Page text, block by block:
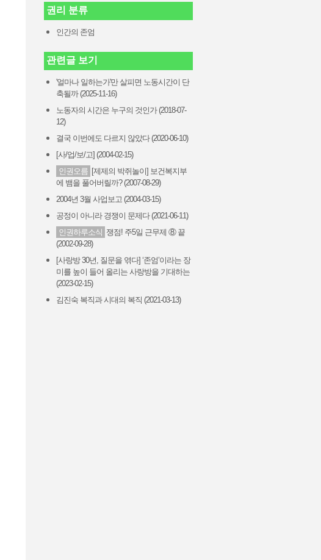
권리 분류
인간의 존엄
관련글 보기
'얼마나 일하는가'만 살피면 노동시간이 단
축될까 (2025-11-16)
노동자의 시간은 누구의 것인가 (2018-07-
12)
결국 이번에도 다르지 않았다 (2020-06-10)
[사/업/보/고] (2004-02-15)
인권오름 [제제의 박쥐놀이] 보건복지부
에 뱀을 풀어버릴까? (2007-08-29)
2004년 3월 사업보고 (2004-03-15)
공정이 아니라 경쟁이 문제다 (2021-06-11)
인권하루소식 쟁점! 주5일 근무제 ⑧ 끝
(2002-09-28)
[사랑방 30년, 질문을 엮다] ‘존엄’이라는 장
미를 높이 들어 올리는 사랑방을 기대하는
(2023-02-15)
김진숙 복직과 시대의 복직 (2021-03-13)